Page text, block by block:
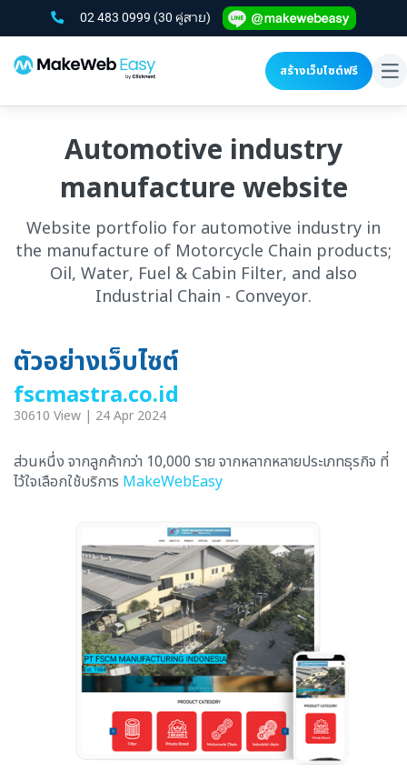
02 483 0999 (30 คู่สาย)
สร้างเว็บไซต์ฟรี
Automotive industry
manufacture website
Website portfolio for automotive industry in
the manufacture of Motorcycle Chain products;
Oil, Water, Fuel & Cabin Filter, and also
Industrial Chain - Conveyor.
ตัวอย่างเว็บไซต์
fscmastra.co.id
30610 View | 24 Apr 2024
ส่วนหนึ่ง จากลูกค้ากว่า 10,000 ราย จากหลากหลายประเภทธุรกิจ ที่
ไว้ใจเลือกใช้บริการ MakeWebEasy